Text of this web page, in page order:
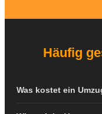
Häufig
Was kostet ein